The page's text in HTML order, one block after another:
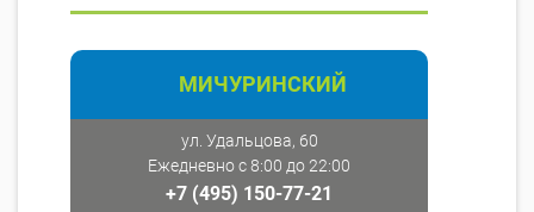
МИЧУРИНСКИЙ
ул. Удальцова, 60
Ежедневно с 8:00 до 22:00
+7 (495) 150-77-21